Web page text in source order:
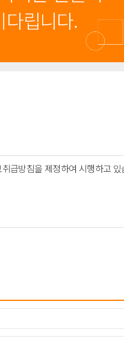
립니다.
급방침을 제정하여 시행하고 있
, 정치적 성향 및 범죄기록 , 건